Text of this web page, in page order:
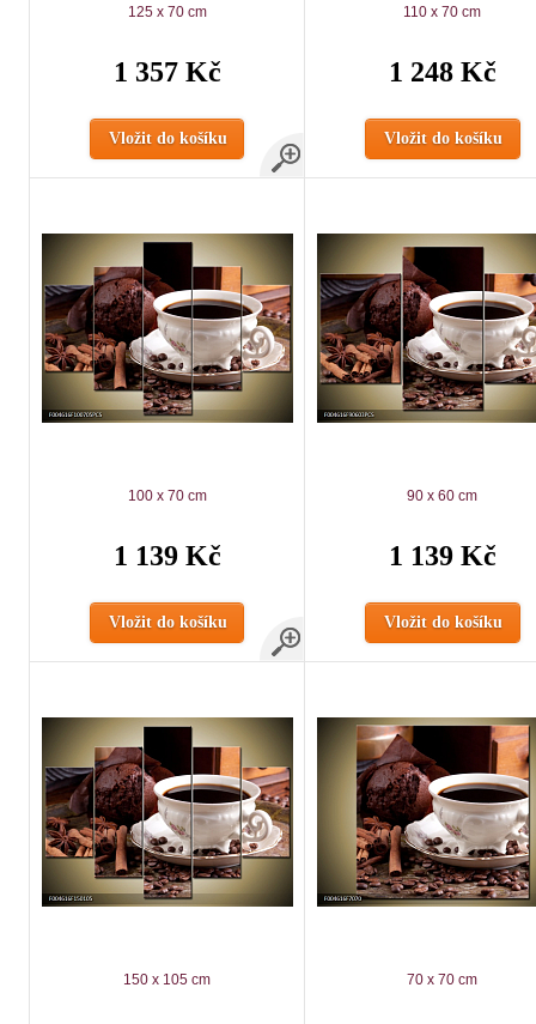
125 x 70 cm
1 357 Kč
Vložit do košíku
110 x 70 cm
1 248 Kč
Vložit do košíku
100 x 70 cm
1 139 Kč
Vložit do košíku
90 x 60 cm
1 139 Kč
Vložit do košíku
150 x 105 cm 70 x 70 cm